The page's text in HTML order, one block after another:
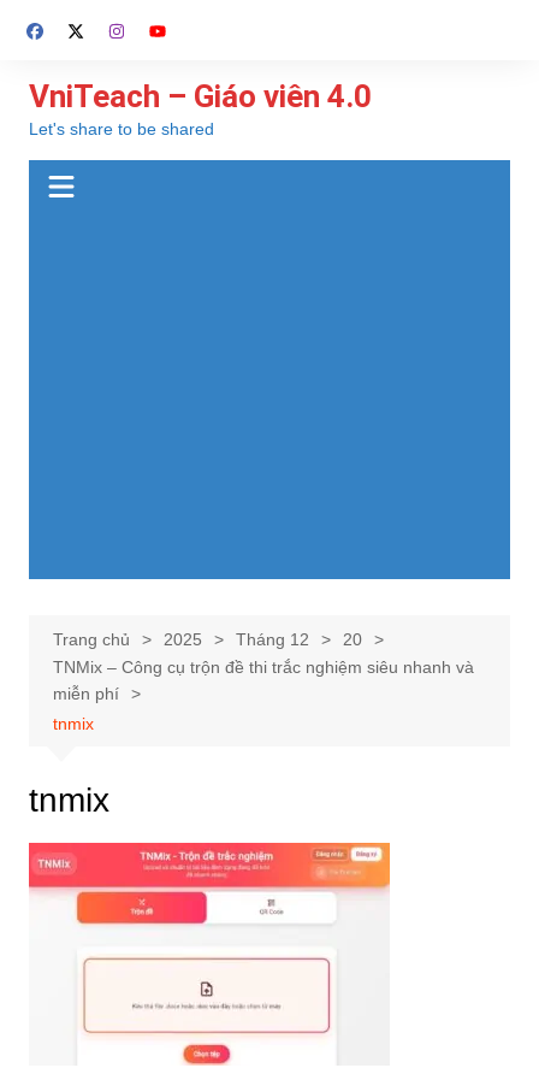
đến
dung
VniTeach – Giáo viên 4.0
Let's share to be shared
Trang chủ 2025 Tháng 12
20
TNMix – Công cụ trộn đề thi trắc nghiệm siêu nhanh và
miễn phí
tnmix
tnmix